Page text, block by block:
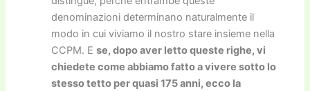
denominazioni determinano naturalmente il
modo in cui viviamo il nostro stare insieme nella
CCPM. E se, dopo aver letto queste righe, vi
chiedete come abbiamo fatto a vivere sotto lo
stesso tetto per quasi 175 anni, ecco la